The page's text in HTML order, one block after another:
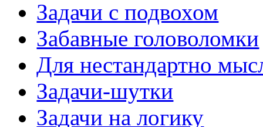
Задачи с подвохом
Забавные головоломки
Для нестандартно
Задачи-шутки
Задачи на логику